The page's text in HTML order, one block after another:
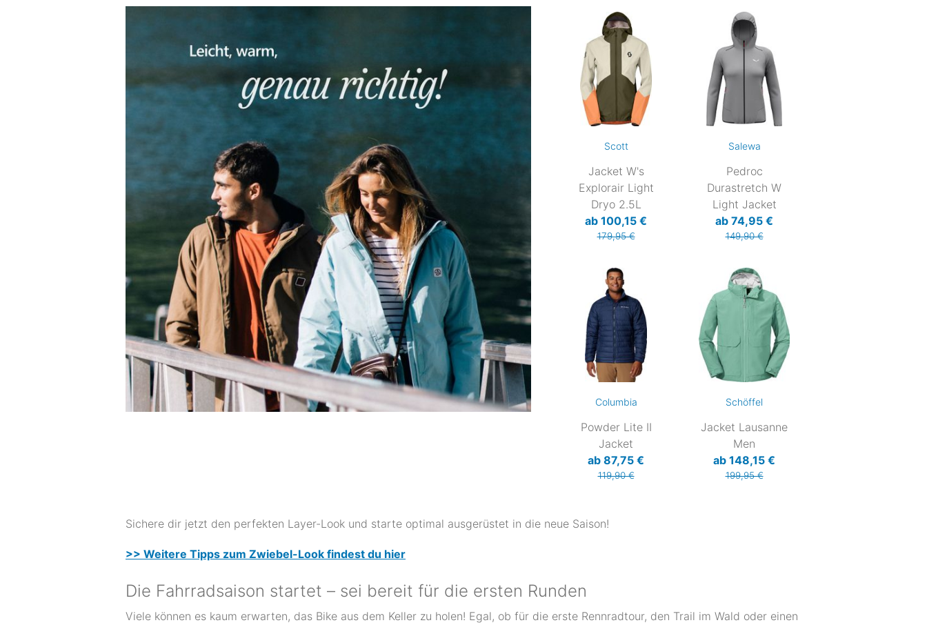
Scott
Jacket W's
Explorair Light
Dryo 2.5L
ab 100,15 €
179,95 €
Salewa
Pedroc
Durastretch W
Light Jacket
ab 74,95 €
149,90 €
Columbia
Powder Lite II
Jacket
ab 87,75 €
119,90 €
Schöffel
Jacket Lausanne
Men
ab 148,15 €
199,95 €
Sichere dir jetzt den perfekten Layer-Look und starte optimal ausgerüstet in die neue Saison!
>> Weitere Tipps zum Zwiebel-Look findest du hier
Die Fahrradsaison startet – sei bereit für die ersten Runden
Viele können es kaum erwarten, das Bike aus dem Keller zu holen! Egal, ob für die erste Rennradtour, den Trail im Wald oder einen